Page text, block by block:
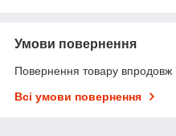
Умови повернення
Повернення товару впродовж
Всі умови повернення